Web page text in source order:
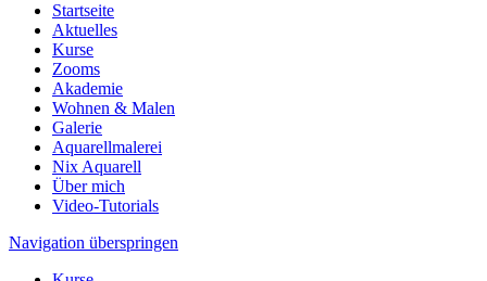
Startseite
Aktuelles
Kurse
Zooms
Akademie
Wohnen & Malen
Galerie
Aquarellmalerei
Nix Aquarell
Über mich
Video-Tutorials
Navigation überspringen